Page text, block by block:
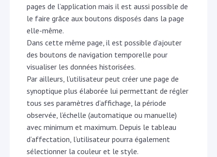
pages de l’application mais il est aussi possible de
le faire grâce aux boutons disposés dans la page
elle-même.
Dans cette même page, il est possible d’ajouter
des boutons de navigation temporelle pour
visualiser les données historisées.
Par ailleurs, l’utilisateur peut créer une page de
synoptique plus élaborée lui permettant de régler
tous ses paramètres d’affichage, la période
observée, l’échelle (automatique ou manuelle)
avec minimum et maximum. Depuis le tableau
d’affectation, l’utilisateur pourra également
sélectionner la couleur et le style.